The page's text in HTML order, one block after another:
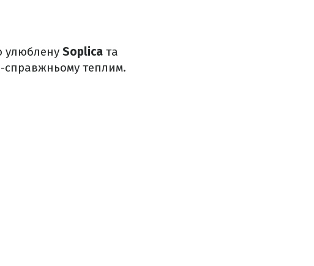
улюблену Soplica та
справжньому теплим.